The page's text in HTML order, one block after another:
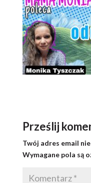
Prześlij
Twój adres email
Wymagane pola są